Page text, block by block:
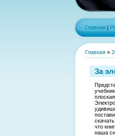
Главная |
Главная »
За
что
наша